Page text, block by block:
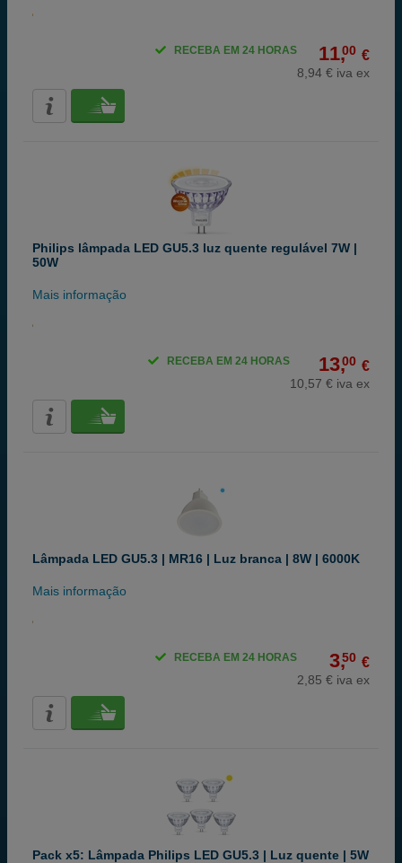
11,00 €
8,94 € iva ex
RECEBA EM 24 HORAS
Philips lâmpada LED GU5.3 luz quente regulável 7W |
50W
Mais informação
13,00 €
10,57 € iva ex
RECEBA EM 24 HORAS
Lâmpada LED GU5.3 | MR16 | Luz branca | 8W | 6000K
Mais informação
3,50 €
2,85 € iva ex
RECEBA EM 24 HORAS
Pack x5: Lâmpada Philips LED GU5.3 | Luz quente | 5W